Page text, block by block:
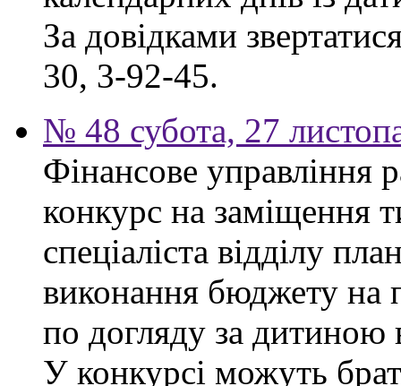
За довідками
30, 3-92-45.
№ 48 субота, 27
Фінансове управління
конкурс на заміщення
спеціаліста відділу
виконання бюджету на
по догляду за дитиною
У конкурсі можуть